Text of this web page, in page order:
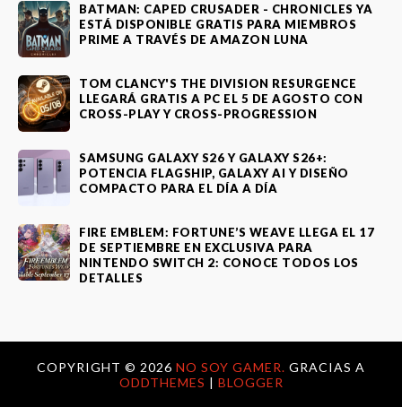
BATMAN: CAPED CRUSADER - CHRONICLES YA
ESTÁ DISPONIBLE GRATIS PARA MIEMBROS
PRIME A TRAVÉS DE AMAZON LUNA
TOM CLANCY'S THE DIVISION RESURGENCE
LLEGARÁ GRATIS A PC EL 5 DE AGOSTO CON
CROSS-PLAY Y CROSS-PROGRESSION
SAMSUNG GALAXY S26 Y GALAXY S26+:
POTENCIA FLAGSHIP, GALAXY AI Y DISEÑO
COMPACTO PARA EL DÍA A DÍA
FIRE EMBLEM: FORTUNE’S WEAVE LLEGA EL 17
DE SEPTIEMBRE EN EXCLUSIVA PARA
NINTENDO SWITCH 2: CONOCE TODOS LOS
DETALLES
COPYRIGHT © 2026 NO SOY GAMER. GRACIAS A
ODDTHEMES | BLOGGER